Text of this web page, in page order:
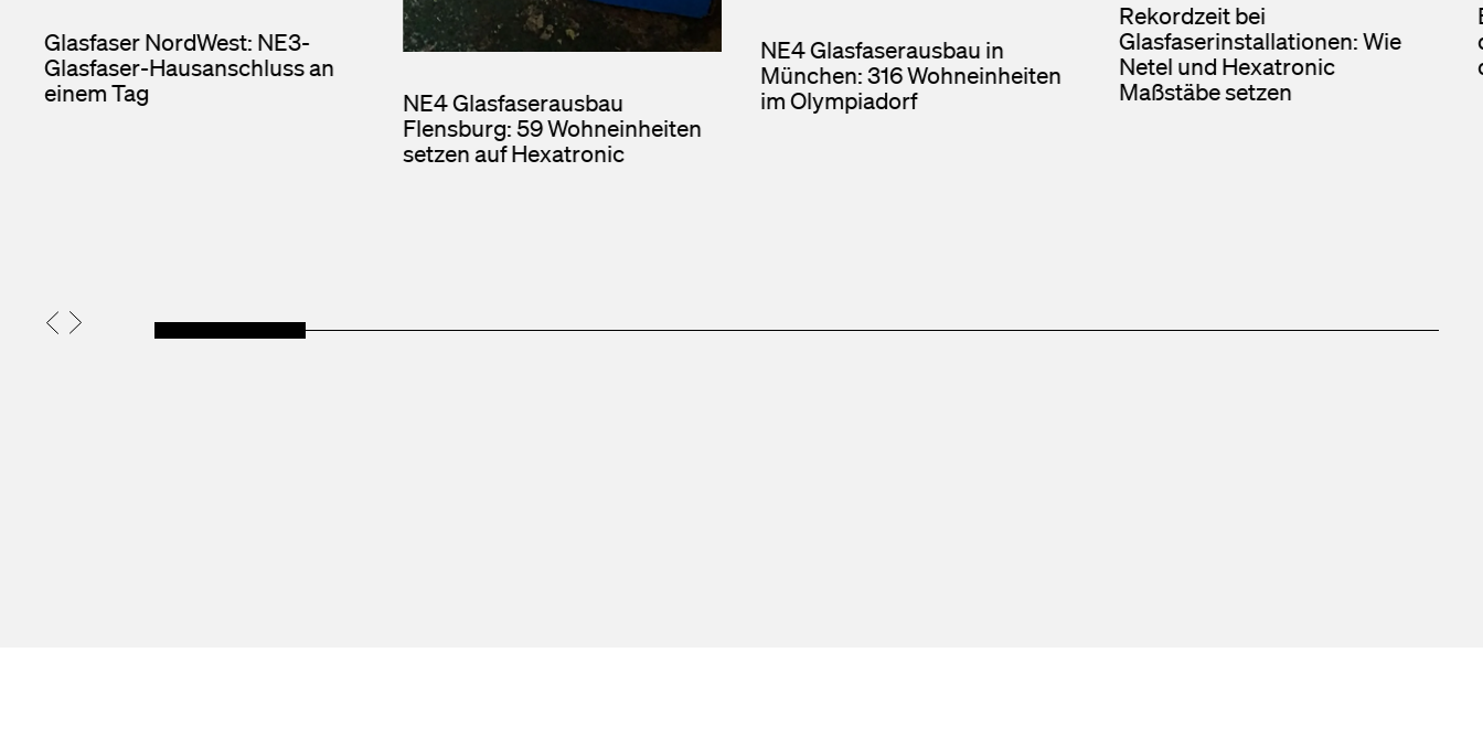
Glasfaser NordWest: NE3-
Glasfaser-Hausanschluss an
einem Tag
NE4 Glasfaserausbau
Flensburg: 59 Wohneinheiten
setzen auf Hexatronic
NE4 Glasfaserausbau in
München: 316 Wohneinheiten
im Olympiadorf
Rekordzeit bei
Glasfaserinstallationen: Wie
Netel und Hexatronic
Maßstäbe setzen